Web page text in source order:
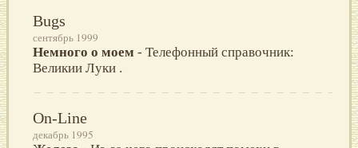
Bugs
сентябрь 1999
Немного о моем - Телефонный справочник:
Великии Луки .
On-Line
декабрь 1995